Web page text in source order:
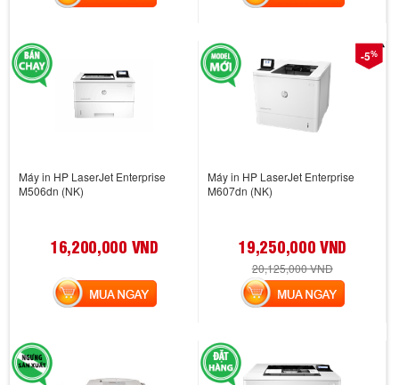
Máy in HP LaserJet Enterprise
M506dn (NK)
16,200,000 VND
MUA NGAY
-5%
Máy in HP LaserJet Enterprise
M607dn (NK)
19,250,000 VND
20,125,000 VND
MUA NGAY